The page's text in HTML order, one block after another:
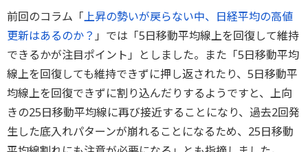
前回のコラム「上昇の勢いが戻らない中、日経平均の高値
更新はあるのか？ 」では「5日移動平均線上を回復して維持
できるかが注目ポイント」としました。また「5日移動平均
線上を回復しても維持できずに押し返されたり、5日移動平
均線上を回復できずに割り込んだりするようですと、上向
きの25日移動平均線に再び接近することになり、過去2回発
生した底入れパターンが崩れることになるため、25日移動